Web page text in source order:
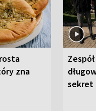
zna
sekret